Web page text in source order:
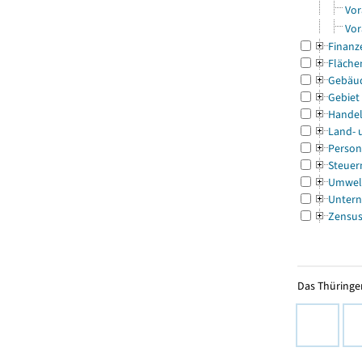
Gebiet
Land-
Zensus
Das